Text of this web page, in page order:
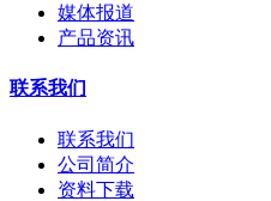
媒体报道
产品资讯
联系我们
联系我们
公司简介
资料下载